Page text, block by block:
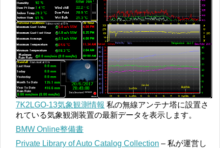
7K2LGO-13気象観測情報 私の無線アンテナ塔に設置さ
れている気象観測装置の最新データを表示します。
BMW Online整備書
Private Library of Auto Catalog Collection – 私が運営し